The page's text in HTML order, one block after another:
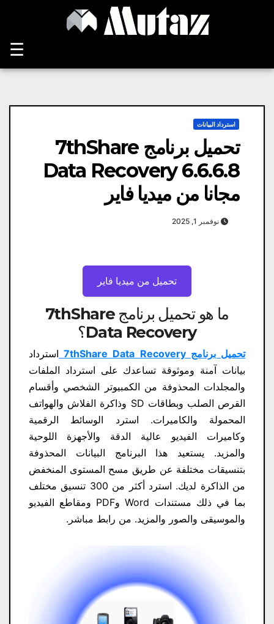
☰
استرداد البيانات
تحميل برنامج 7thShare
Data Recovery 6.6.6.8
مجانا من ميديا ​​فاير
نوفمبر 1, 2025
تحميل من ميديا ​​فاير
ما هو تحميل برنامج 7thShare
Data Recovery؟
تحميل برنامج 7thShare Data Recovery
استرداد
بيانات آمنة وموثوقة تساعدك على استرداد الملفات
والمجلدات المحذوفة من الكمبيوتر الشخصي وأقسام
القرص الصلب وبطاقات SD وذاكرة الفلاش والهواتف
المحمولة والكاميرات. استرد الوسائط الرقمية
وكاميرات الفيديو عالية الدقة والأجهزة اللوحية
والمزيد. يستعيد هذا البرنامج البيانات المحذوفة
بتنسيقات مختلفة عن طريق مسح المستوى المنخفض
من الذاكرة لديك. استرد أكثر من 300 تنسيق مختلف
بما في ذلك مستندات Word وPDF ومقاطع الفيديو
والموسيقى والصور والمزيد. من رابط مباشر.